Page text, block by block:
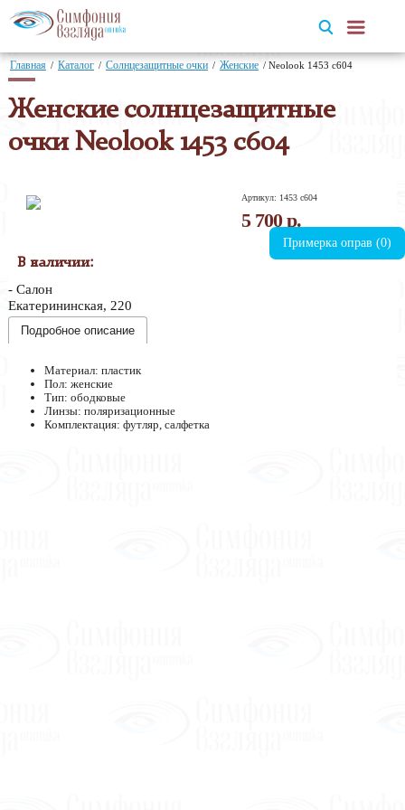
Главная / Каталог / Солнцезащитные очки / Женские / Neolook 1453 c604
Женские солнцезащитные
очки Neolook 1453 c604
Артикул: 1453 c604
5 700 р.
В наличии:
Салон
Екатерининская, 220
Подробное описание
Материал: пластик
Пол: женские
Тип: ободковые
Линзы: поляризационные
Комплектация: футляр, салфетка
Примерка оправ (0)